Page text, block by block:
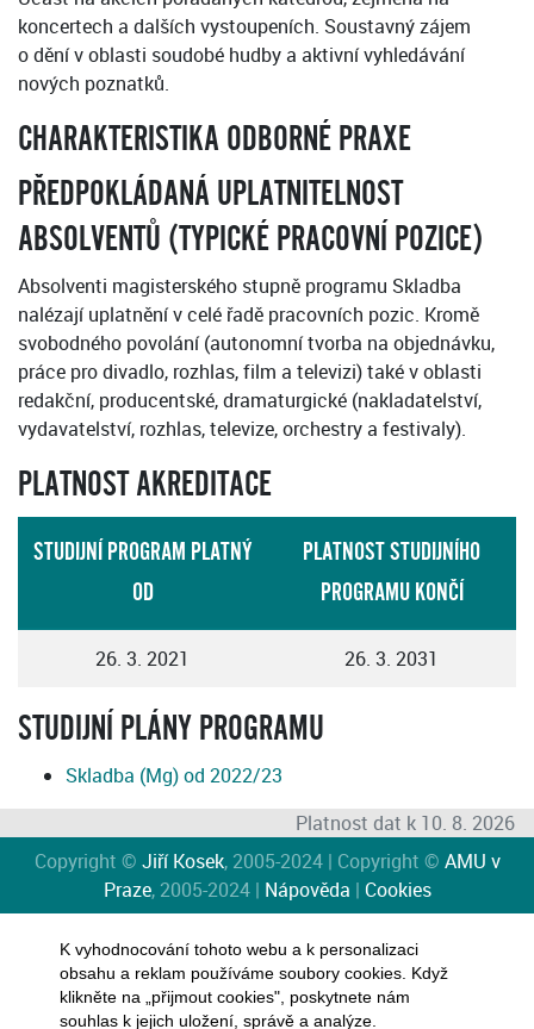
koncertech a dalších vystoupeních. Soustavný zájem
o dění v oblasti soudobé hudby a aktivní vyhledávání
nových poznatků.
CHARAKTERISTIKA ODBORNÉ PRAXE
PŘEDPOKLÁDANÁ UPLATNITELNOST
ABSOLVENTŮ (TYPICKÉ PRACOVNÍ POZICE)
Absolventi magisterského stupně programu Skladba
nalézají uplatnění v celé řadě pracovních pozic. Kromě
svobodného povolání (autonomní tvorba na objednávku,
práce pro divadlo, rozhlas, film a televizi) také v oblasti
redakční, producentské, dramaturgické (nakladatelství,
vydavatelství, rozhlas, televize, orchestry a festivaly).
PLATNOST AKREDITACE
STUDIJNÍ PROGRAM PLATNÝ
OD
PLATNOST STUDIJNÍHO
PROGRAMU KONČÍ
26. 3. 2021 26. 3. 2031
STUDIJNÍ PLÁNY PROGRAMU
Skladba (Mg) od 2022/23
Platnost dat k 10. 8. 2026
Copyright © Jiří Kosek, 2005-2024 | Copyright © AMU v
Praze, 2005-2024 | Nápověda | Cookies
K vyhodnocování tohoto webu a k personalizaci
obsahu a reklam používáme soubory cookies. Když
klikněte na „přijmout cookies", poskytnete nám
souhlas k jejich uložení, správě a analýze.